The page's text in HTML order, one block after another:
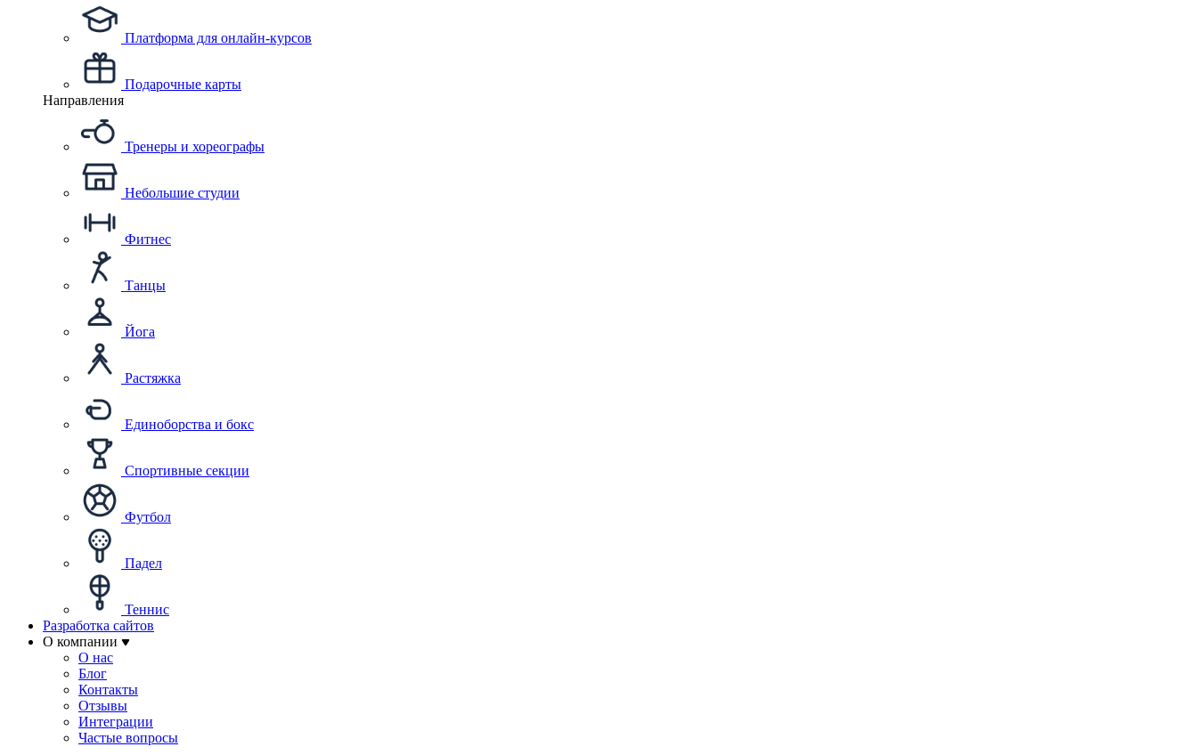
Платформа для онлайн-курсов
Подарочные карты
Направления
Тренеры и хореографы
Небольшие студии
Фитнес
Танцы
Йога
Растяжка
Единоборства и бокс
Спортивные секции
Футбол
Падел
Теннис
Разработка сайтов
О компании
О нас
Блог
Контакты
Отзывы
Интеграции
Частые вопросы